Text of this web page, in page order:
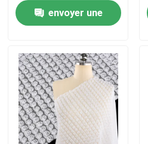
Maison
Au sujet de nous
Visite d'usine
envoyer une